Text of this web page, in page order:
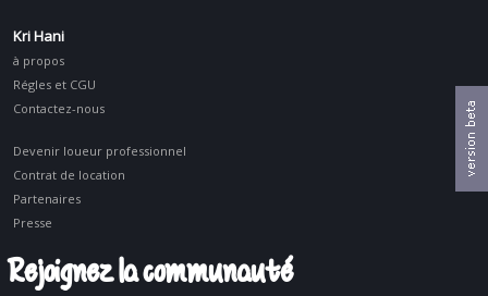
Kri Hani
à propos
Régles et CGU
Contactez-nous
Devenir loueur professionnel
Contrat de location
Partenaires
Presse
Rejoignez la communauté